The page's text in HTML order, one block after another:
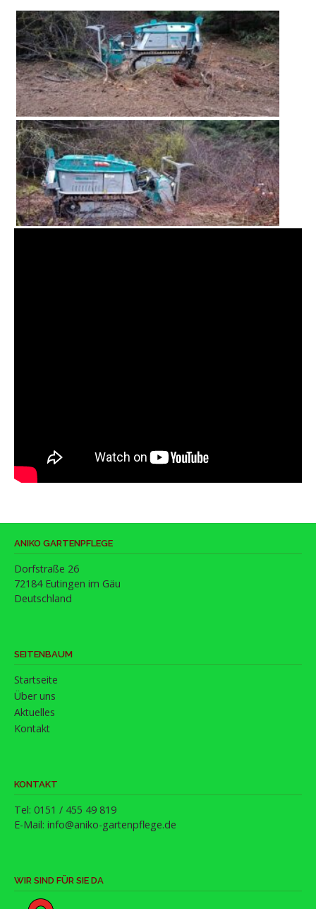
ANIKO GARTENPFLEGE
Dorfstraße 26
72184 Eutingen im Gäu
Deutschland
SEITENBAUM
Startseite
Über uns
Aktuelles
Kontakt
KONTAKT
Tel: 0151 / 455 49 819
E-Mail: info@aniko-gartenpflege.de
WIR SIND FÜR SIE DA